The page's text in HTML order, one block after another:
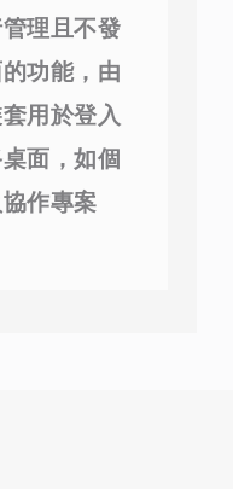
理且不發
功能，由
用於登入
面，如個
作專案